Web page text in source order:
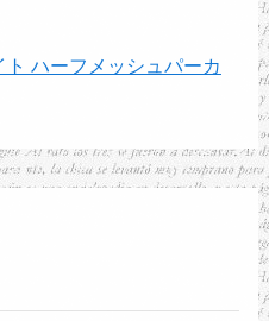
ハーフメッシュパーカ